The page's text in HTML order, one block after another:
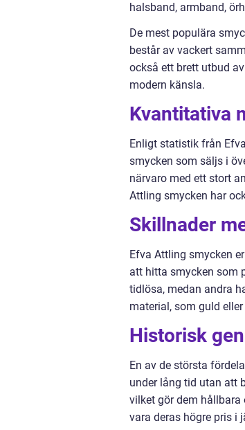
halsband, armband,
De mest populära
består av vackert
också ett brett utbud
modern känsla.
Kvantitativa
Enligt statistik från
smycken som säljs i
närvaro med ett stort
Attling smycken har
Skillnader
Efva Attling smycken
att hitta smycken som
tidlösa, medan andra
material, som guld
Historisk
En av de största
under lång tid utan att
vilket gör dem
vara deras högre pris i